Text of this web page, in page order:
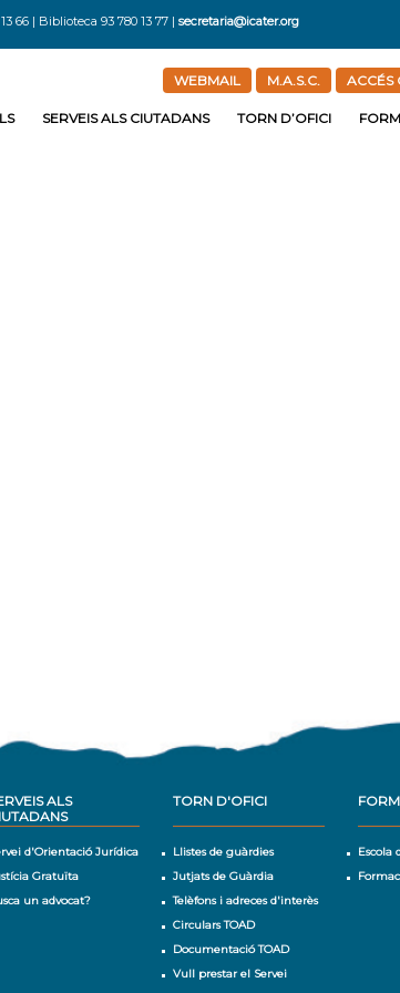
66 | Biblioteca 93 780 13 77 |secretaria@icater.org
WEBMAIL M.A.S.C. ACCÉS
SERVEIS ALS CIUTADANS TORN D’OFICI
ALS
d'Orientació Jurídica
Gratuïta
un advocat?
TORN D'OFICI
Llistes de guàrdies
Jutjats de Guàrdia
Telèfons i adreces d'interès
Circulars TOAD
Documentació TOAD
Vull prestar el Servei
Escola